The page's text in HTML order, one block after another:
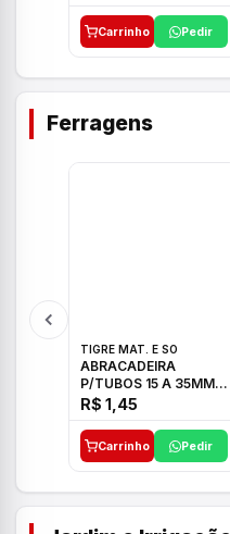
Carrinho Pedir
Ferragens
TIGRE MAT. E SO
ABRACADEIRA
P/TUBOS 15 A 35MM
TIGRE
R$ 1,45
Carrinho Pedir